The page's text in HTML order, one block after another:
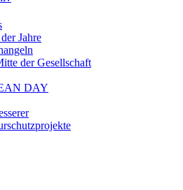
Jahre
der Gesellschaft
DAY